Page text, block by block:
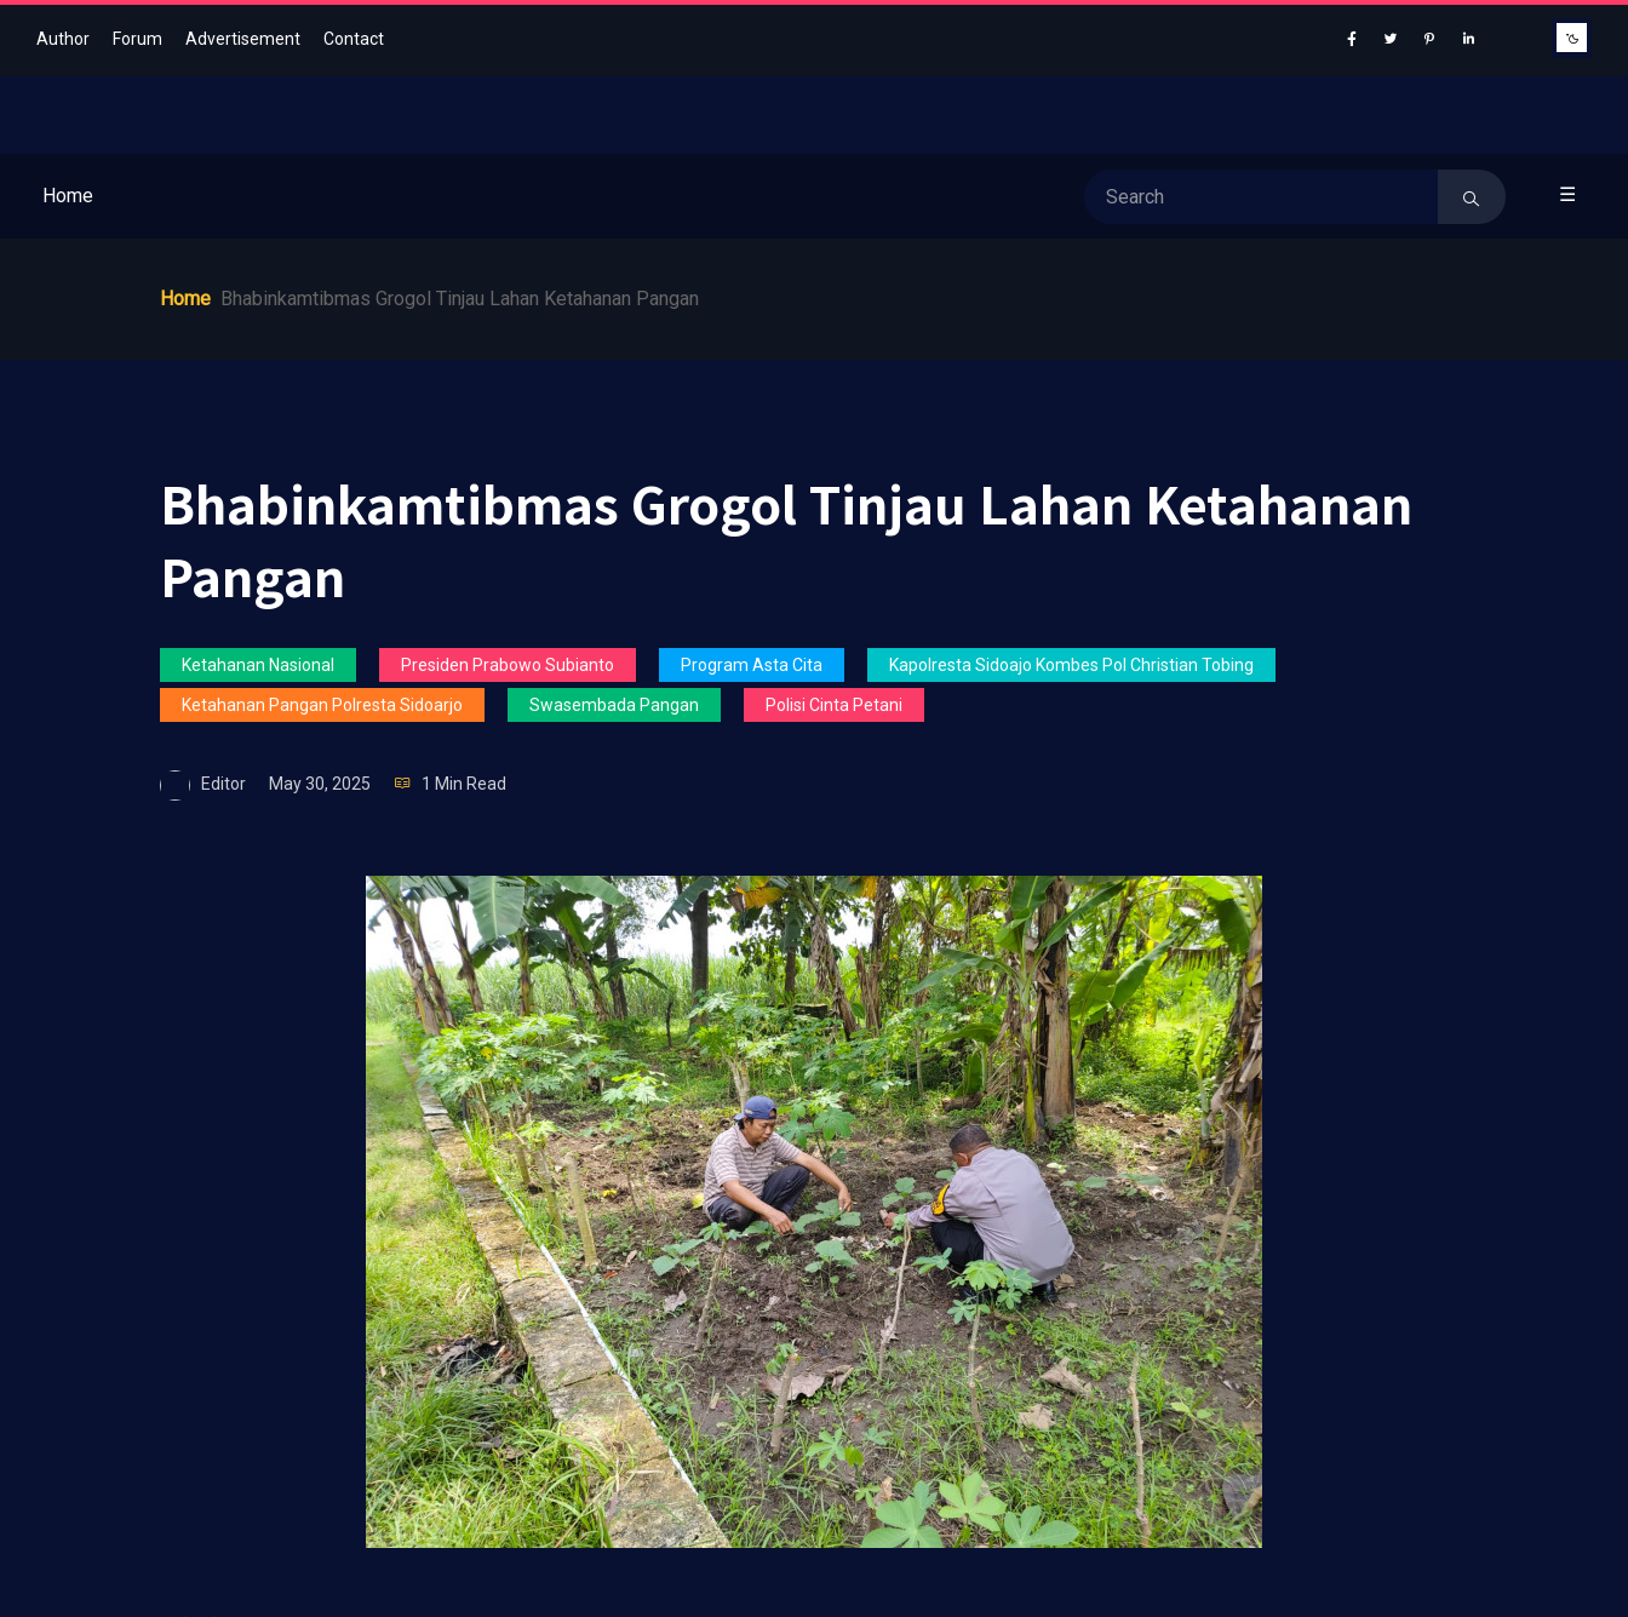
Author Forum Advertisement Contact
Home ☰
Home Bhabinkamtibmas Grogol Tinjau Lahan Ketahanan Pangan
Bhabinkamtibmas Grogol Tinjau Lahan Ketahanan
Pangan
Ketahanan Nasional Presiden Prabowo Subianto Program Asta Cita Kapolresta Sidoajo Kombes Pol Christian Tobing
Ketahanan Pangan Polresta Sidoarjo Swasembada Pangan Polisi Cinta Petani
Editor May 30, 2025 1 Min Read